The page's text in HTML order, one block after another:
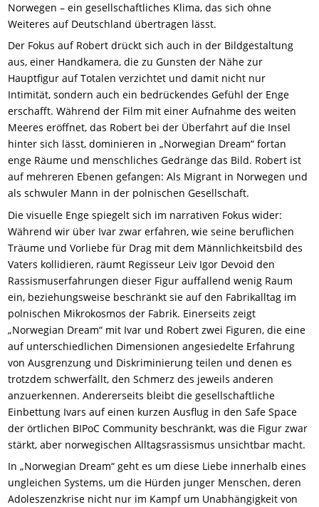
Norwegen – ein gesellschaftliches Klima, das sich ohne
Weiteres auf Deutschland übertragen lässt.
Der Fokus auf Robert drückt sich auch in der Bildgestaltung
aus, einer Handkamera, die zu Gunsten der Nähe zur
Hauptfigur auf Totalen verzichtet und damit nicht nur
Intimität, sondern auch ein bedrückendes Gefühl der Enge
erschafft. Während der Film mit einer Aufnahme des weiten
Meeres eröffnet, das Robert bei der Überfahrt auf die Insel
hinter sich lässt, dominieren in „Norwegian Dream“ fortan
enge Räume und menschliches Gedränge das Bild. Robert ist
auf mehreren Ebenen gefangen: Als Migrant in Norwegen und
als schwuler Mann in der polnischen Gesellschaft.
Die visuelle Enge spiegelt sich im narrativen Fokus wider:
Während wir über Ivar zwar erfahren, wie seine beruflichen
Träume und Vorliebe für Drag mit dem Männlichkeitsbild des
Vaters kollidieren, räumt Regisseur Leiv Igor Devoid den
Rassismuserfahrungen dieser Figur auffallend wenig Raum
ein, beziehungsweise beschränkt sie auf den Fabrikalltag im
polnischen Mikrokosmos der Fabrik. Einerseits zeigt
„Norwegian Dream“ mit Ivar und Robert zwei Figuren, die eine
auf unterschiedlichen Dimensionen angesiedelte Erfahrung
von Ausgrenzung und Diskriminierung teilen und denen es
trotzdem schwerfällt, den Schmerz des jeweils anderen
anzuerkennen. Andererseits bleibt die gesellschaftliche
Einbettung Ivars auf einen kurzen Ausflug in den Safe Space
der örtlichen BIPoC Community beschränkt, was die Figur zwar
stärkt, aber norwegischen Alltagsrassismus unsichtbar macht.
In „Norwegian Dream“ geht es um diese Liebe innerhalb eines
ungleichen Systems, um die Hürden junger Menschen, deren
Adoleszenzkrise nicht nur im Kampf um Unabhängigkeit von